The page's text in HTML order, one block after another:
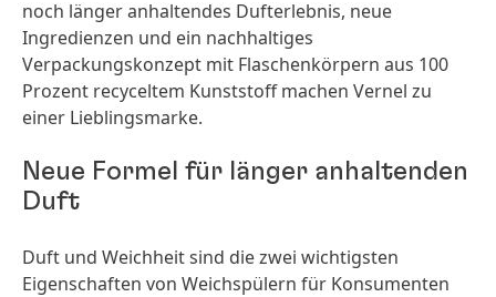
noch länger anhaltendes Dufterlebnis, neue
Ingredienzen und ein nachhaltiges
Verpackungskonzept mit Flaschenkörpern aus 100
Prozent recyceltem Kunststoff machen Vernel zu
einer Lieblingsmarke.
Neue Formel für länger anhaltenden
Duft
Duft und Weichheit sind die zwei wichtigsten
Eigenschaften von Weichspülern für Konsumenten